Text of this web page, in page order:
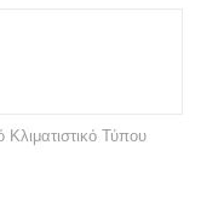
Τύπου